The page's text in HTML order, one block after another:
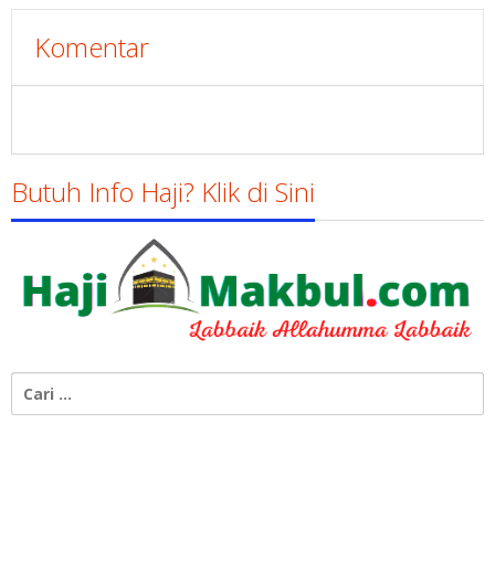
Komentar
Butuh Info Haji? Klik di Sini
untuk: